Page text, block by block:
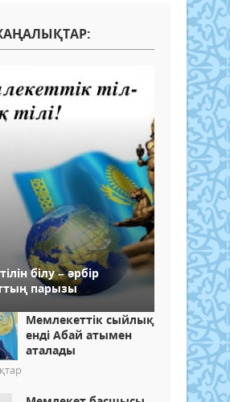
білу – әрбір
парызы
Мемлекеттік сыйлық
енді Абай атымен
аталады